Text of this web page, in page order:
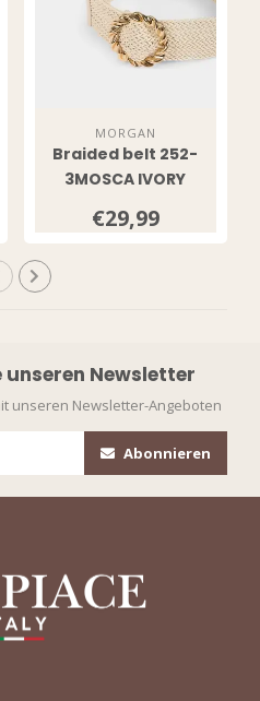
MORGAN
Braided belt 252-
3MOSCA IVORY
€29,99
unseren Newsletter
unseren Newsletter-Angeboten
Abonnieren